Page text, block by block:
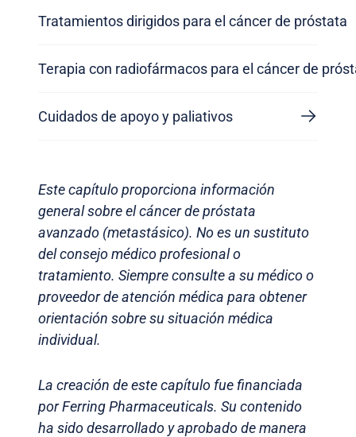
Tratamientos dirigidos para el cáncer de próstata
Terapia con radiofármacos para el cáncer de
Cuidados de apoyo y paliativos
Este capítulo proporciona información
general sobre el cáncer de próstata
avanzado (metastásico). No es un sustituto
del consejo médico profesional o
tratamiento. Siempre consulte a su médico o
proveedor de atención médica para obtener
orientación sobre su situación médica
individual.
La creación de este capítulo fue financiada
por Ferring Pharmaceuticals. Su contenido
ha sido desarrollado y aprobado de manera